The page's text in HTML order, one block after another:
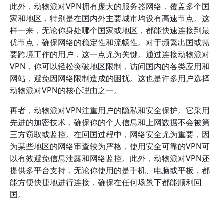
此外，动物派对VPN拥有庞大的服务器网络，覆盖多个国
家和地区，特别是在国内外主要城市均设有高速节点。这
样一来，无论你身处哪个国家或地区，都能快速连接到最
优节点，确保网络的稳定性和流畅性。对于频繁出国或需
要跨境工作的用户，这一点尤为关键。通过连接动物派对
VPN，你可以轻松突破地区限制，访问国内的各类应用和
网站，避免因网络限制造成的困扰。这也是许多用户选择
动物派对VPN的核心理由之一。
再者，动物派对VPN注重用户的隐私和安全保护。它采用
先进的加密技术，确保你的个人信息和上网数据不会被第
三方窃取或监控。在回国过程中，网络安全尤为重要，因
为某些地区的网络审查较为严格，使用安全可靠的VPN可
以有效避免信息泄露和网络监控。此外，动物派对VPN还
提供多平台支持，无论你使用的是手机、电脑或平板，都
能方便快捷地进行连接，确保在任何场景下都能顺利回
国。